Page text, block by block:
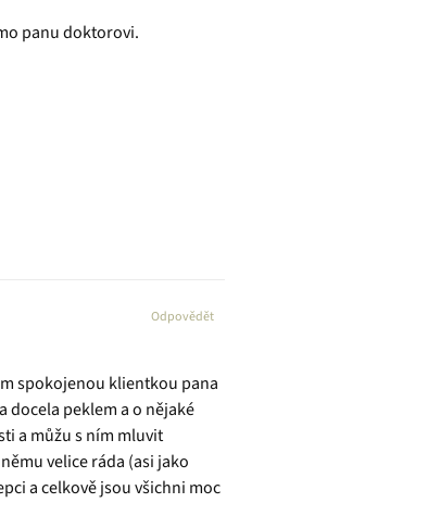
panu doktorovi.
spokojenou klientkou pana
docela peklem a o nějaké
a můžu s ním mluvit
velice ráda (asi jako
a celkově jsou všichni moc
Odpovědět